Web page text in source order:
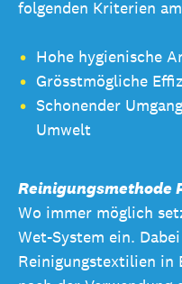
folgenden Kriterien
Hohe hygienische
Grösstmögliche
Schonender
Umwelt
Reinigungsmethode
Wo immer möglich
Wet-System ein.
Reinigungstextilien in